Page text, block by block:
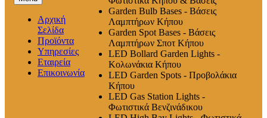
Αρχική
Σελίδα
Προϊόντα
Υπηρεσίες
Εταιρεία
Επικοινωνία
Garden Bulb Bases - Βάσεις
Λαμπτήρων Κήπου
Garden Spot Bases - Βάσεις
Λαμπτήρων Σποτ Κήπου
LED Bollard Garden Lights -
Κολωνάκια Κήπου
LED Garden Spots - Προβολάκια
Κήπου
LED Gas Station Lights -
Φωτιστικά Βενζινάδικου